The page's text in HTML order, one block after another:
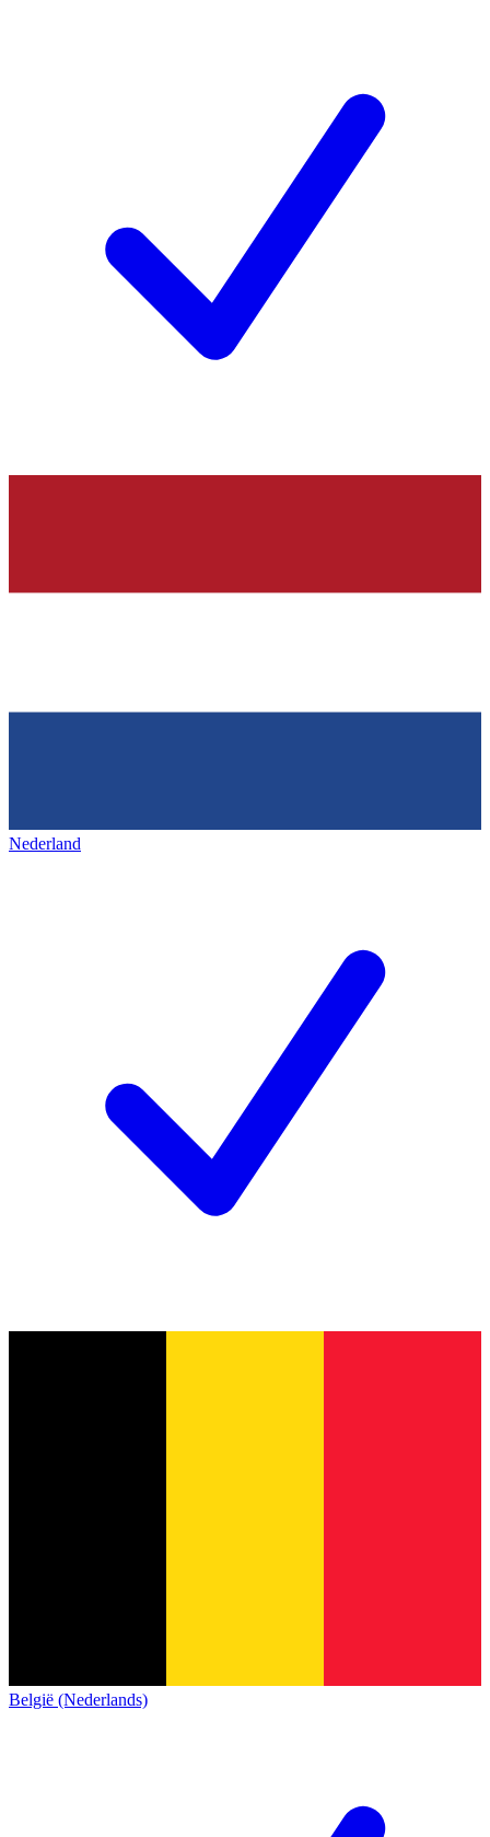
Nederland
België (Nederlands)